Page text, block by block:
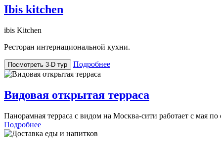
Ibis kitchen
ibis Kitchen
Ресторан интернациональной кухни.
Посмотреть 3-D тур Подробнее
Видовая открытая терраса
Панорамная терраса с видом на Москва-сити работает с мая по
Подробнее